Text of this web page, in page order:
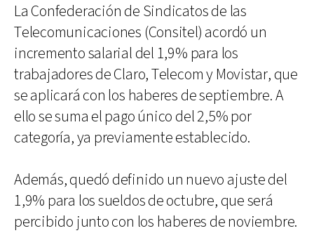
La Confederación de Sindicatos de las
Telecomunicaciones (Consitel) acordó un
incremento salarial del 1,9% para los
trabajadores de Claro, Telecom y Movistar, que
se aplicará con los haberes de septiembre. A
ello se suma el pago único del 2,5% por
categoría, ya previamente establecido.
Además, quedó definido un nuevo ajuste del
1,9% para los sueldos de octubre, que será
percibido junto con los haberes de noviembre.